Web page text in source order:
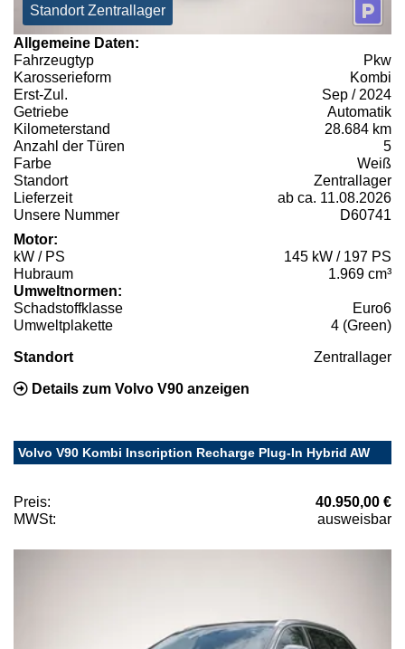
Standort Zentrallager
Allgemeine Daten:
Fahrzeugtyp
Pkw
Karosserieform
Kombi
Erst-Zul.
Sep / 2024
Getriebe
Automatik
Kilometerstand
28.684 km
Anzahl der Türen
5
Farbe
Weiß
Standort
Zentrallager
Lieferzeit
ab ca. 11.08.2026
Unsere Nummer
D60741
Motor:
kW / PS
145 kW / 197 PS
Hubraum
1.969 cm³
Umweltnormen:
Schadstoffklasse
Euro6
Umweltplakette
4 (Green)
Standort Zentrallager
Details zum Volvo V90 anzeigen
Volvo V90 Kombi Inscription Recharge Plug-In Hybrid AW
Preis:
40.950,00 €
MWSt:
ausweisbar